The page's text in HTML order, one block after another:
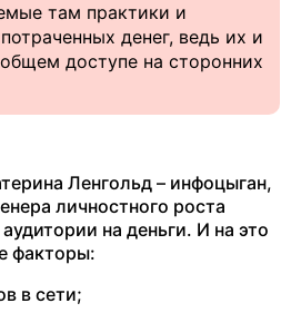
там практики и
денег, ведь их и
доступе на сторонних
Ленгольд – инфоцыган,
личностного роста
на деньги. И на это
факторы:
в сети;